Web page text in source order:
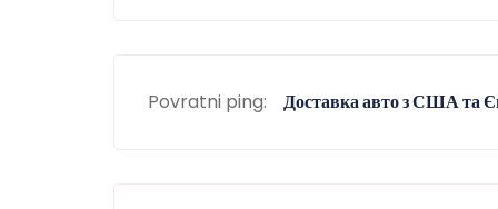
Povratni ping: Доставка авто з США та